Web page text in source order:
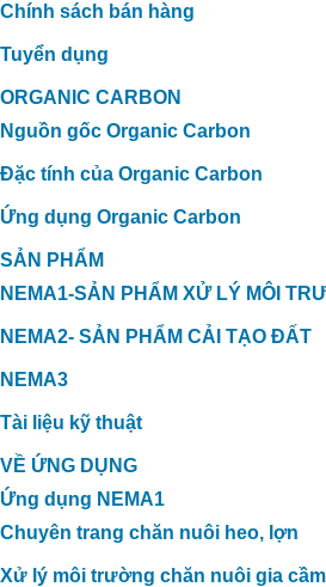
Chính sách bán hàng
Tuyển dụng
ORGANIC CARBON
Nguồn gốc Organic Carbon
Đặc tính của Organic Carbon
Ứng dụng Organic Carbon
SẢN PHẨM
NEMA1-SẢN PHẨM XỬ LÝ MÔI
NEMA2- SẢN PHẨM CẢI TẠO ĐẤT
NEMA3
Tài liệu kỹ thuật
VỀ ỨNG DỤNG
Ứng dụng NEMA1
Chuyên trang chăn nuôi heo, lợn
Xử lý môi trường chăn nuôi gia cầm